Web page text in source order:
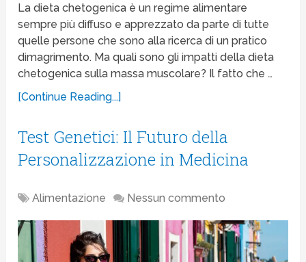
La dieta chetogenica è un regime alimentare
sempre più diffuso e apprezzato da parte di tutte
quelle persone che sono alla ricerca di un pratico
dimagrimento. Ma quali sono gli impatti della dieta
chetogenica sulla massa muscolare? Il fatto che …
[Continue Reading...]
Test Genetici: Il Futuro della
Personalizzazione in Medicina
Alimentazione Nessun commento